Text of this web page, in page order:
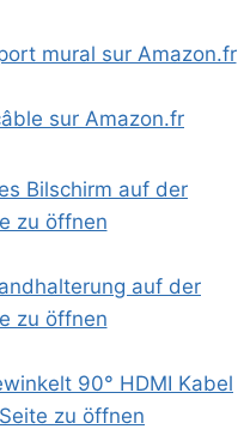
mural sur Amazon.fr
sur Amazon.fr
Bilschirm auf der
zu öffnen
auf der
zu öffnen
90° HDMI Kabel
zu öffnen